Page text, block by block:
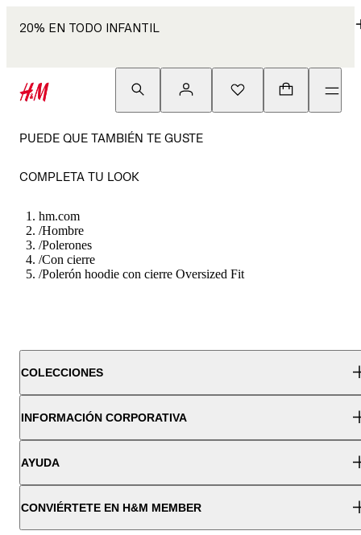
20% EN TODO INFANTIL
PUEDE QUE TAMBIÉN TE GUSTE
COMPLETA TU LOOK
hm.com
/Hombre
/Polerones
/Con cierre
/Polerón hoodie con cierre Oversized Fit
COLECCIONES
INFORMACIÓN CORPORATIVA
AYUDA
CONVIÉRTETE EN H&M MEMBER